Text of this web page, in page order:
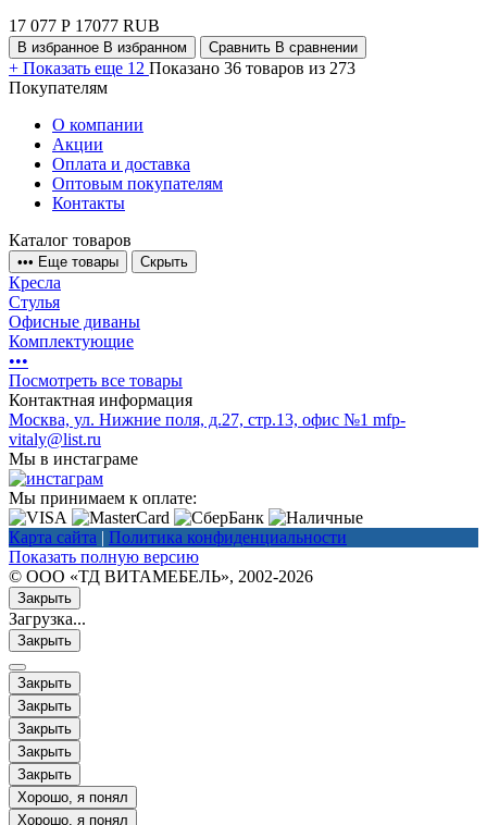
17 077 Р 17077 RUB
В избранное В избранном Сравнить В сравнении
+ Показать еще 12 Показано 36 товаров из 273
Покупателям
О компании
Акции
Оплата и доставка
Оптовым покупателям
Контакты
Каталог товаров
••• Еще товары Скрыть
Кресла
Стулья
Офисные диваны
Комплектующие
•••
Посмотреть все товары
Контактная информация
Москва, ул. Нижние поля, д.27, стр.13, офис №1 mfp-
vitaly@list.ru
Мы в инстаграме
Мы принимаем к оплате:
Карта сайта | Политика конфиденциальности
Показать полную версию
© ООО «ТД ВИТАМЕБЕЛЬ», 2002-2026
Закрыть
Загрузка...
Закрыть
Закрыть
Закрыть
Закрыть
Закрыть
Закрыть
Хорошо, я понял
Хорошо, я понял